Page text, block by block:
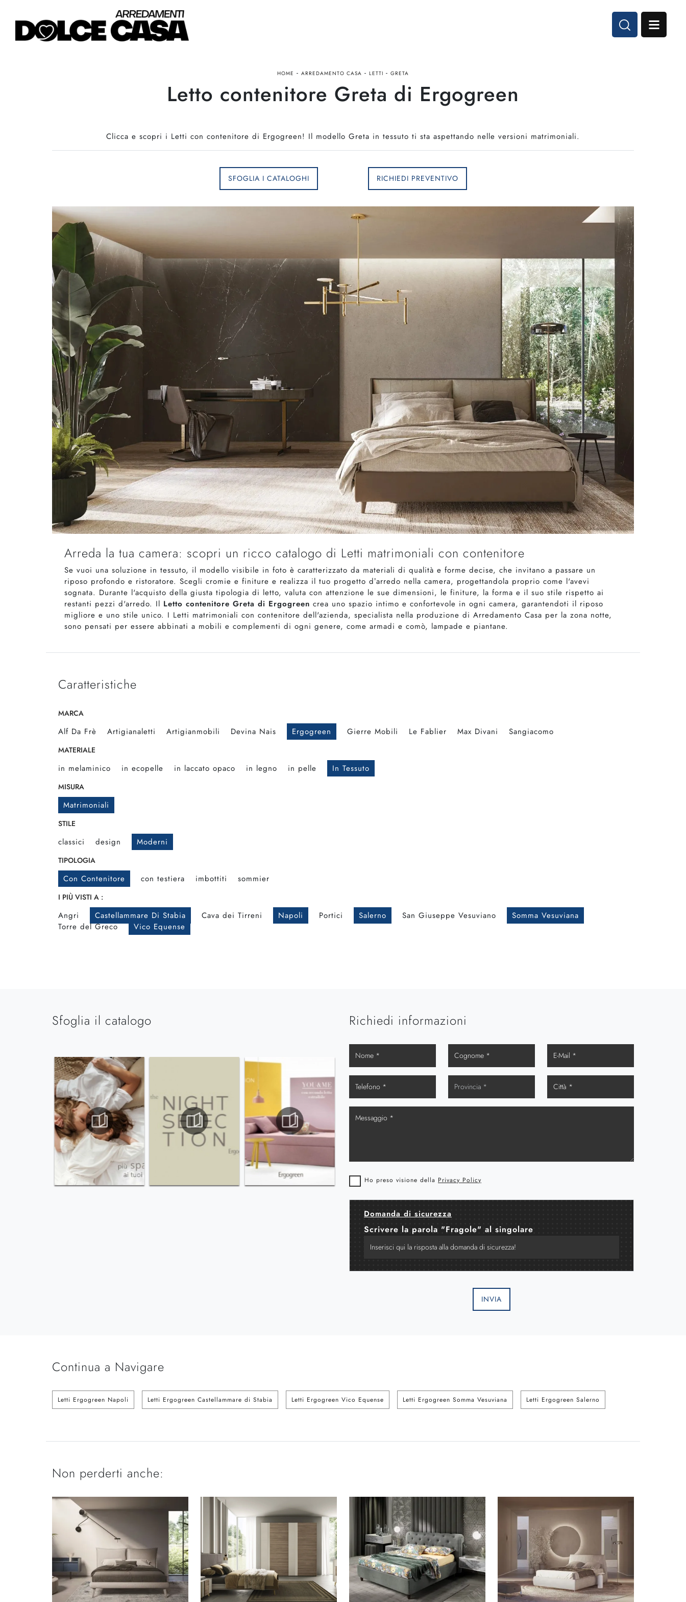
HOME - ARREDAMENTO CASA - LETTI - GRETA
Letto contenitore Greta di Ergogreen
Clicca e scopri i Letti con contenitore di Ergogreen! Il modello Greta in tessuto ti sta aspettando nelle versioni matrimoniali.
SFOGLIA I CATALOGHI RICHIEDI PREVENTIVO
Arreda la tua camera: scopri un ricco catalogo di Letti matrimoniali con contenitore
Se vuoi una soluzione in tessuto, il modello visibile in foto è caratterizzato da materiali di qualità e forme decise, che invitano a passare un
riposo profondo e ristoratore. Scegli cromie e finiture e realizza il tuo progetto d’arredo nella camera, progettandola proprio come l'avevi
sognata. Durante l'acquisto della giusta tipologia di letto, valuta con attenzione le sue dimensioni, le finiture, la forma e il suo stile rispetto ai
restanti pezzi d'arredo. Il Letto contenitore Greta di Ergogreen crea uno spazio intimo e confortevole in ogni camera, garantendoti il riposo
migliore e uno stile unico. I Letti matrimoniali con contenitore dell'azienda, specialista nella produzione di Arredamento Casa per la zona notte,
sono pensati per essere abbinati a mobili e complementi di ogni genere, come armadi e comò, lampade e piantane.
Caratteristiche
MARCA
Alf Da Frè Artigianaletti Artigianmobili Devina Nais Ergogreen Gierre Mobili Le Fablier Max Divani Sangiacomo
MATERIALE
in melaminico in ecopelle in laccato opaco in legno in pelle In Tessuto
MISURA
Matrimoniali
STILE
classici design Moderni
TIPOLOGIA
Con Contenitore con testiera imbottiti sommier
I PIÙ VISTI A :
Angri Castellammare Di Stabia Cava dei Tirreni Napoli Portici Salerno San Giuseppe Vesuviano
Somma Vesuviana
Torre del Greco
Vico Equense
Sfoglia il catalogo Richiedi informazioni
Ho preso visione della Privacy Policy
Domanda di sicurezza
Scrivere la parola "Fragole" al singolare
INVIA
Continua a Navigare
Letti Ergogreen Napoli Letti Ergogreen Castellammare di Stabia Letti Ergogreen Vico Equense Letti Ergogreen Somma Vesuviana Letti Ergogreen Salerno
Non perderti anche: